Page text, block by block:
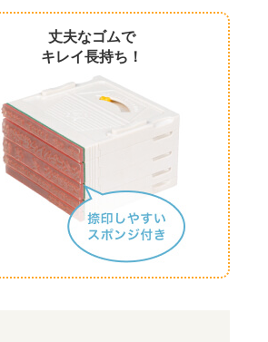
丈夫なゴムで
キレイ長持ち！